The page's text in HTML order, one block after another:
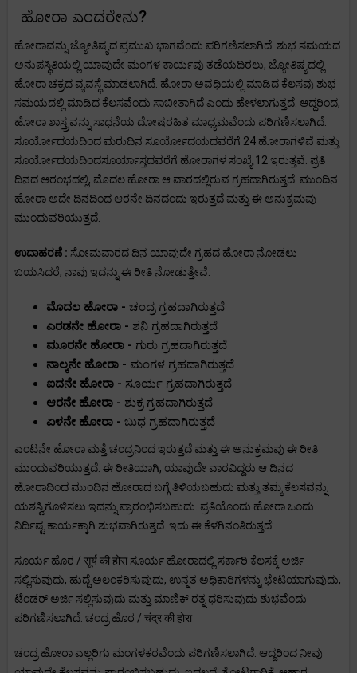
ಹೋರಾ ಎಂದರೇನು?
ಹೋರಾವನ್ನು ಜ್ಯೋತಿಷ್ಯದ ಪ್ರಮುಖ ಭಾಗವೆಂದು ಪರಿಗಣಿಸಲಾಗಿದೆ. ಶುಭ ಸಮಯದ
ಅನುಪಸ್ಥಿತಿಯಲ್ಲಿ ಯಾವುದೇ ಮಂಗಳ ಕಾರ್ಯವು ತಡೆಯದಿರಲು, ಜ್ಯೋತಿಷ್ಯದಲ್ಲಿ
ಹೋರಾ ಚಕ್ರದ ವ್ಯವಸ್ಥೆ ಮಾಡಲಾಗಿದೆ. ಹೋರಾ ಅವಧಿಯಲ್ಲಿ ಮಾಡಿದ ಕೆಲಸವು ಶುಭ
ಸಮಯದಲ್ಲಿ ಮಾಡಿದ ಕೆಲಸವೆಂದು ಸಾಬೀತಾಗಿದೆ ಎಂದು ಹೇಳಲಾಗುತ್ತದೆ. ಆದ್ದರಿಂದ,
ಹೋರಾ ಶಾಸ್ತ್ರವನ್ನು ಸಾಧನೆಯ ದೋಷರಹಿತ ಮಾಧ್ಯಮವೆಂದು ಪರಿಗಣಿಸಲಾಗಿದೆ.
ಸೂರ್ಯೋದಯದಿಂದ ಮರುದಿನ ಸೂರ್ಯೋದಯದವರೆಗೆ 24 ಹೋರಾಗಳಿವೆ ಮತ್ತು
ಸೂರ್ಯೋದಯದಿಂದಸೂರ್ಯಾಸ್ತದವರೆಗೆ ಹೋರಾಗಳ ಸಂಖ್ಯೆ 12 ಇರುತ್ತವೆ. ಪ್ರತಿ
ದಿನದ ಆರಂಭದಲ್ಲಿ, ಮೊದಲ ಹೋರಾ ಆ ವಾರದಲ್ಲಿರುವ ಗ್ರಹದಾಗಿರುತ್ತದೆ. ಮುಂದಿನ
ಹೋರಾ ಅದೇ ದಿನದಿಂದ ಆರನೇ ದಿನದಂದು ಇರುತ್ತದೆ ಮತ್ತು ಈ ಅನುಕ್ರಮವು
ಮುಂದುವರಿಯುತ್ತದೆ.
ಉದಾಹರಣೆ : ಸೋಮವಾರದ ದಿನ ಯಾವುದೇ ಗ್ರಹದ ಹೋರಾ ನೋಡಲು
ಬಯಸಿದರೆ, ನಾವು ಇದನ್ನು ಈ ರೀತಿ ನೋಡುತ್ತೇವೆ:
ಮೊದಲ ಹೋರಾ - ಚಂದ್ರ ಗ್ರಹದಾಗಿರುತ್ತದೆ
ಎರಡನೇ ಹೋರಾ - ಶನಿ ಗ್ರಹದಾಗಿರುತ್ತದೆ
ಮೂರನೇ ಹೋರಾ - ಗುರು ಗ್ರಹದಾಗಿರುತ್ತದೆ
ನಾಲ್ಕನೇ ಹೋರಾ - ಮಂಗಳ ಗ್ರಹದಾಗಿರುತ್ತದೆ
ಐದನೇ ಹೋರಾ - ಸೂರ್ಯ ಗ್ರಹದಾಗಿರುತ್ತದೆ
ಆರನೇ ಹೋರಾ - ಶುಕ್ರ ಗ್ರಹದಾಗಿರುತ್ತದೆ
ಏಳನೇ ಹೋರಾ - ಬುಧ ಗ್ರಹದಾಗಿರುತ್ತದೆ
ಎಂಟನೇ ಹೋರಾ ಮತ್ತೆ ಚಂದ್ರನಿಂದ ಇರುತ್ತದೆ ಮತ್ತು ಈ ಅನುಕ್ರಮವು ಈ ರೀತಿ
ಮುಂದುವರಿಯುತ್ತದೆ. ಈ ರೀತಿಯಾಗಿ, ಯಾವುದೇ ವಾರವಿದ್ದರು ಆ ದಿನದ
ಹೋರಾದಿಂದ ಮುಂದಿನ ಹೋರಾದ ಬಗ್ಗೆ ತಿಳಿಯಬಹುದು ಮತ್ತು ತಮ್ಮ ಕೆಲಸವನ್ನು
ಯಶಸ್ವಿಗೊಳಿಸಲು ಇದನ್ನು ಪ್ರಾರಂಭಿಸಬಹುದು. ಪ್ರತಿಯೊಂದು ಹೋರಾ ಒಂದು
ನಿರ್ದಿಷ್ಟ ಕಾರ್ಯಕ್ಕಾಗಿ ಶುಭವಾಗಿರುತ್ತದೆ. ಇದು ಈ ಕೆಳಗಿನಂತಿರುತ್ತದೆ:
ಸೂರ್ಯ ಹೊರ / सूर्य की होरा ಸೂರ್ಯ ಹೋರಾದಲ್ಲಿ ಸರ್ಕಾರಿ ಕೆಲಸಕ್ಕೆ ಅರ್ಜಿ
ಸಲ್ಲಿಸುವುದು, ಹುದ್ದೆ ಅಲಂಕರಿಸುವುದು, ಉನ್ನತ ಅಧಿಕಾರಿಗಳನ್ನು ಭೇಟಿಯಾಗುವುದು,
ಟೆಂಡರ್ ಅರ್ಜಿ ಸಲ್ಲಿಸುವುದು ಮತ್ತು ಮಾಣಿಕ್ ರತ್ನ ಧರಿಸುವುದು ಶುಭವೆಂದು
ಪರಿಗಣಿಸಲಾಗಿದೆ. ಚಂದ್ರ ಹೊರ / चंद्र की होरा
ಚಂದ್ರ ಹೋರಾ ಎಲ್ಲರಿಗು ಮಂಗಳಕರವೆಂದು ಪರಿಗಣಿಸಲಾಗಿದೆ. ಆದ್ದರಿಂದ ನೀವು